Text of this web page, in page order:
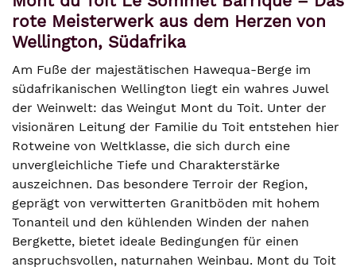
rote Meisterwerk aus dem Herzen von
Wellington, Südafrika
Am Fuße der majestätischen Hawequa-Berge im
südafrikanischen Wellington liegt ein wahres Juwel
der Weinwelt: das Weingut Mont du Toit. Unter der
visionären Leitung der Familie du Toit entstehen hier
Rotweine von Weltklasse, die sich durch eine
unvergleichliche Tiefe und Charakterstärke
auszeichnen. Das besondere Terroir der Region,
geprägt von verwitterten Granitböden mit hohem
Tonanteil und den kühlenden Winden der nahen
Bergkette, bietet ideale Bedingungen für einen
anspruchsvollen, naturnahen Weinbau. Mont du Toit